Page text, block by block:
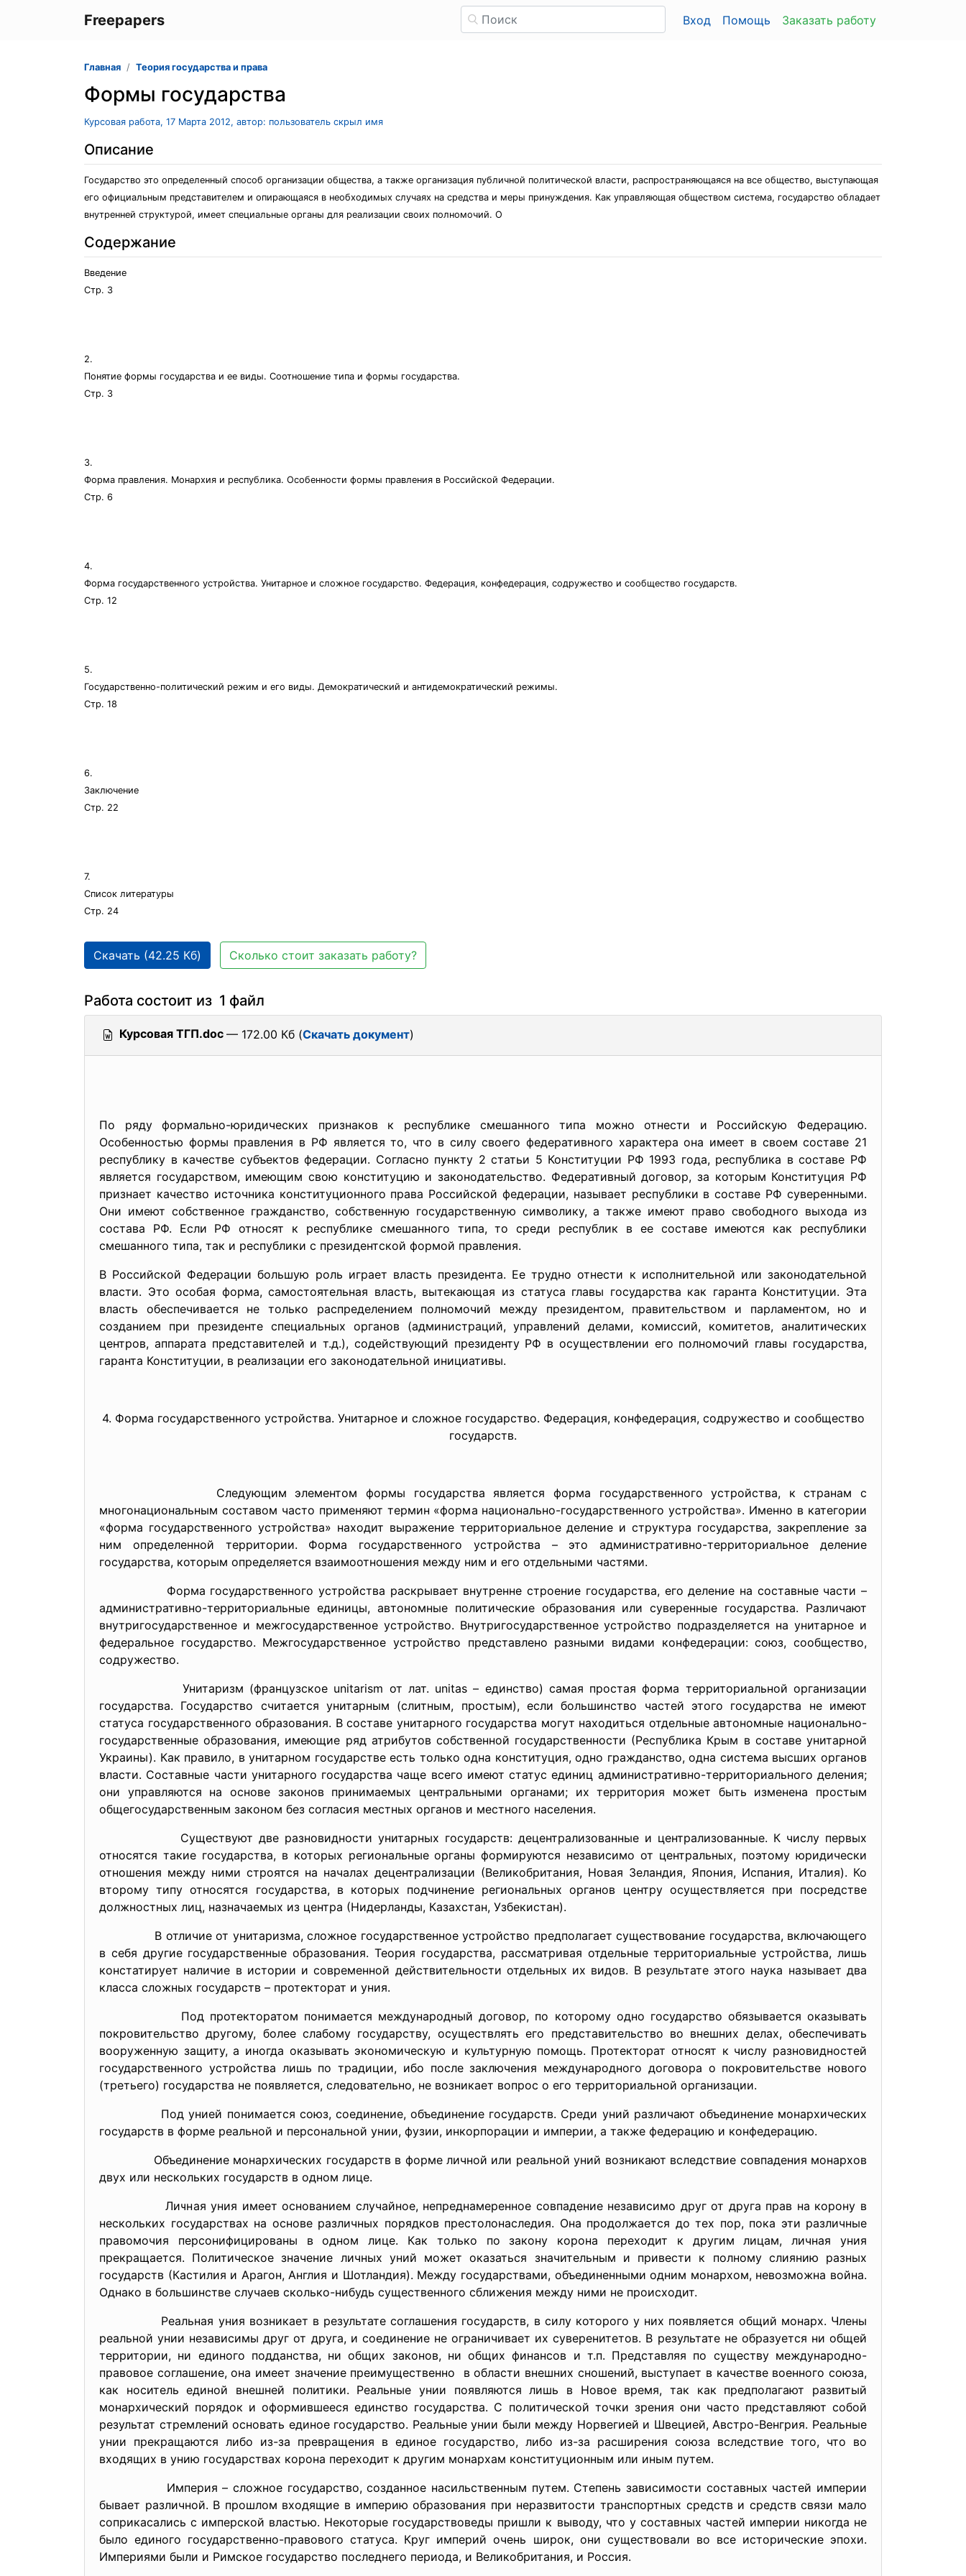
Freepapers Вход Помощь Заказать работу
Главная Теория государства и права
Формы государства
Курсовая работа, 17 Марта 2012, автор: пользователь скрыл имя
Описание
Государство это определенный способ организации общества, а также организация публичной политической власти, распространяющаяся на все общество, выступающая
его официальным представителем и опирающаяся в необходимых случаях на средства и меры принуждения. Как управляющая обществом система, государство обладает
внутренней структурой, имеет специальные органы для реализации своих полномочий. О
Содержание
Введение
Стр. 3
2.
Понятие формы государства и ее виды. Соотношение типа и формы государства.
Стр. 3
3.
Форма правления. Монархия и республика. Особенности формы правления в Российской Федерации.
Стр. 6
4.
Форма государственного устройства. Унитарное и сложное государство. Федерация, конфедерация, содружество и сообщество государств.
Стр. 12
5.
Государственно-политический режим и его виды. Демократический и антидемократический режимы.
Стр. 18
6.
Заключение
Стр. 22
7.
Список литературы
Стр. 24
Скачать (42.25 Кб) Сколько стоит заказать работу?
Работа состоит из 1 файл
Курсовая ТГП.doc — 172.00 Кб (Скачать документ)
По ряду формально-юридических признаков к республике смешанного типа можно отнести и Российскую Федерацию.
Особенностью формы правления в РФ является то, что в силу своего федеративного характера она имеет в своем составе 21
республику в качестве субъектов федерации. Согласно пункту 2 статьи 5 Конституции РФ 1993 года, республика в составе РФ
является государством, имеющим свою конституцию и законодательство. Федеративный договор, за которым Конституция РФ
признает качество источника конституционного права Российской федерации, называет республики в составе РФ суверенными.
Они имеют собственное гражданство, собственную государственную символику, а также имеют право свободного выхода из
состава РФ. Если РФ относят к республике смешанного типа, то среди республик в ее составе имеются как республики
смешанного типа, так и республики с президентской формой правления.
В Российской Федерации большую роль играет власть президента. Ее трудно отнести к исполнительной или законодательной
власти. Это особая форма, самостоятельная власть, вытекающая из статуса главы государства как гаранта Конституции. Эта
власть обеспечивается не только распределением полномочий между президентом, правительством и парламентом, но и
созданием при президенте специальных органов (администраций, управлений делами, комиссий, комитетов, аналитических
центров, аппарата представителей и т.д.), содействующий президенту РФ в осуществлении его полномочий главы государства,
гаранта Конституции, в реализации его законодательной инициативы.
4. Форма государственного устройства. Унитарное и сложное государство. Федерация, конфедерация, содружество и сообщество
государств.
Следующим элементом формы государства является форма государственного устройства, к странам с
многонациональным составом часто применяют термин «форма национально-государственного устройства». Именно в категории
«форма государственного устройства» находит выражение территориальное деление и структура государства, закрепление за
ним определенной территории. Форма государственного устройства – это административно-территориальное деление
государства, которым определяется взаимоотношения между ним и его отдельными частями.
Форма государственного устройства раскрывает внутренне строение государства, его деление на составные части –
административно-территориальные единицы, автономные политические образования или суверенные государства. Различают
внутригосударственное и межгосударственное устройство. Внутригосударственное устройство подразделяется на унитарное и
федеральное государство. Межгосударственное устройство представлено разными видами конфедерации: союз, сообщество,
содружество.
Унитаризм (французское unitarism от лат. unitas – единство) самая простая форма территориальной организации
государства. Государство считается унитарным (слитным, простым), если большинство частей этого государства не имеют
статуса государственного образования. В составе унитарного государства могут находиться отдельные автономные национально-
государственные образования, имеющие ряд атрибутов собственной государственности (Республика Крым в составе унитарной
Украины). Как правило, в унитарном государстве есть только одна конституция, одно гражданство, одна система высших органов
власти. Составные части унитарного государства чаще всего имеют статус единиц административно-территориального деления;
они управляются на основе законов принимаемых центральными органами; их территория может быть изменена простым
общегосударственным законом без согласия местных органов и местного населения.
Существуют две разновидности унитарных государств: децентрализованные и централизованные. К числу первых
относятся такие государства, в которых региональные органы формируются независимо от центральных, поэтому юридически
отношения между ними строятся на началах децентрализации (Великобритания, Новая Зеландия, Япония, Испания, Италия). Ко
второму типу относятся государства, в которых подчинение региональных органов центру осуществляется при посредстве
должностных лиц, назначаемых из центра (Нидерланды, Казахстан, Узбекистан).
В отличие от унитаризма, сложное государственное устройство предполагает существование государства, включающего
в себя другие государственные образования. Теория государства, рассматривая отдельные территориальные устройства, лишь
констатирует наличие в истории и современной действительности отдельных их видов. В результате этого наука называет два
класса сложных государств – протекторат и уния.
Под протекторатом понимается международный договор, по которому одно государство обязывается оказывать
покровительство другому, более слабому государству, осуществлять его представительство во внешних делах, обеспечивать
вооруженную защиту, а иногда оказывать экономическую и культурную помощь. Протекторат относят к числу разновидностей
государственного устройства лишь по традиции, ибо после заключения международного договора о покровительстве нового
(третьего) государства не появляется, следовательно, не возникает вопрос о его территориальной организации.
Под унией понимается союз, соединение, объединение государств. Среди уний различают объединение монархических
государств в форме реальной и персональной унии, фузии, инкорпорации и империи, а также федерацию и конфедерацию.
Объединение монархических государств в форме личной или реальной уний возникают вследствие совпадения монархов
двух или нескольких государств в одном лице.
Личная уния имеет основанием случайное, непреднамеренное совпадение независимо друг от друга прав на корону в
нескольких государствах на основе различных порядков престолонаследия. Она продолжается до тех пор, пока эти различные
правомочия персонифицированы в одном лице. Как только по закону корона переходит к другим лицам, личная уния
прекращается. Политическое значение личных уний может оказаться значительным и привести к полному слиянию разных
государств (Кастилия и Арагон, Англия и Шотландия). Между государствами, объединенными одним монархом, невозможна война.
Однако в большинстве случаев сколько-нибудь существенного сближения между ними не происходит.
Реальная уния возникает в результате соглашения государств, в силу которого у них появляется общий монарх. Члены
реальной унии независимы друг от друга, и соединение не ограничивает их суверенитетов. В результате не образуется ни общей
территории, ни единого подданства, ни общих законов, ни общих финансов и т.п. Представляя по существу международно-
правовое соглашение, она имеет значение преимущественно в области внешних сношений, выступает в качестве военного союза,
как носитель единой внешней политики. Реальные унии появляются лишь в Новое время, так как предполагают развитый
монархический порядок и оформившееся единство государства. С политической точки зрения они часто представляют собой
результат стремлений основать единое государство. Реальные унии были между Норвегией и Швецией, Австро-Венгрия. Реальные
унии прекращаются либо из-за превращения в единое государство, либо из-за расширения союза вследствие того, что во
входящих в унию государствах корона переходит к другим монархам конституционным или иным путем.
Империя – сложное государство, созданное насильственным путем. Степень зависимости составных частей империи
бывает различной. В прошлом входящие в империю образования при неразвитости транспортных средств и средств связи мало
соприкасались с имперской властью. Некоторые государствоведы пришли к выводу, что у составных частей империи никогда не
было единого государственно-правового статуса. Круг империй очень широк, они существовали во все исторические эпохи.
Империями были и Римское государство последнего периода, и Великобритания, и Россия.